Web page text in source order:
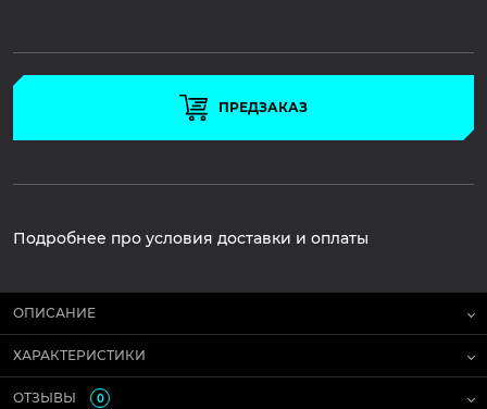
ПРЕДЗАКАЗ
Подробнее про условия доставки и оплаты
ОПИСАНИЕ
ХАРАКТЕРИСТИКИ
ОТЗЫВЫ 0